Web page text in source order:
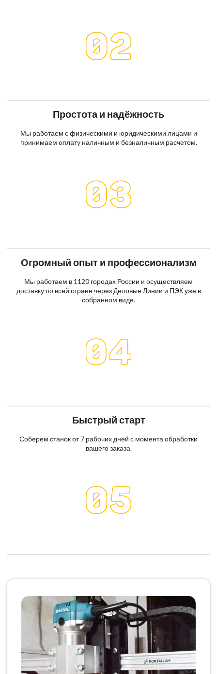
Простота и надёжность
Мы работаем с физическими и юридическими лицами и
принимаем оплату наличным и безналичным расчетом.
Огромный опыт и профессионализм
Мы работаем в 1120 городах России и осуществляем
доставку по всей стране через Деловые Линии и ПЭК уже в
собранном виде.
Быстрый старт
Соберем станок от 7 рабочих дней с момента обработки
вашего заказа.